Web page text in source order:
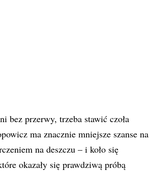
bez przerwy, trzeba stawić czoła
ma znacznie mniejsze szanse na
na deszczu – i koło się
okazały się prawdziwą próbą